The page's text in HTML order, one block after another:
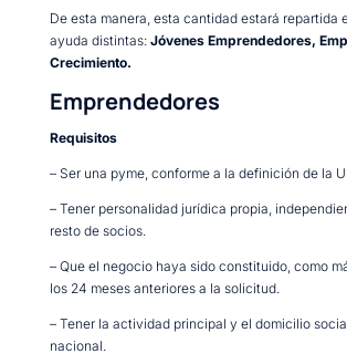
De esta manera, esta cantidad estará repartida
ayuda distintas: Jóvenes Emprendedores,
Crecimiento.
Emprendedores
Requisitos
– Ser una pyme, conforme a la definición de la
– Tener personalidad jurídica propia,
resto de socios.
– Que el negocio haya sido constituido, como
los 24 meses anteriores a la solicitud.
– Tener la actividad principal y el domicilio
nacional.